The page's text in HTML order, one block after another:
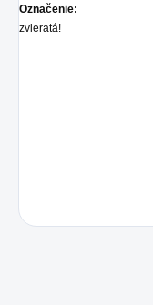
Označenie:
Bez